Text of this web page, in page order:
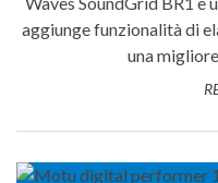
aggiunge funzionalità di
una migliore